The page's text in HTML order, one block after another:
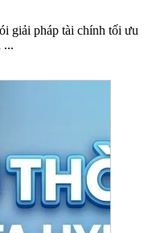
giải pháp tài chính tối ưu
...